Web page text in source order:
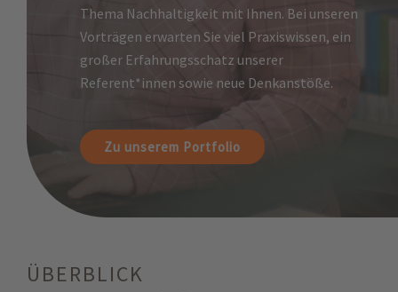
Thema Nachhaltigkeit mit Ihnen. Bei unseren
Vorträgen erwarten Sie viel Praxiswissen, ein
großer Erfahrungsschatz unserer
Referent*innen sowie neue Denkanstöße.
Zu unserem Portfolio
ÜBERBLICK